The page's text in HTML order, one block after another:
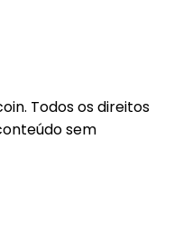
Todos os direitos
sem